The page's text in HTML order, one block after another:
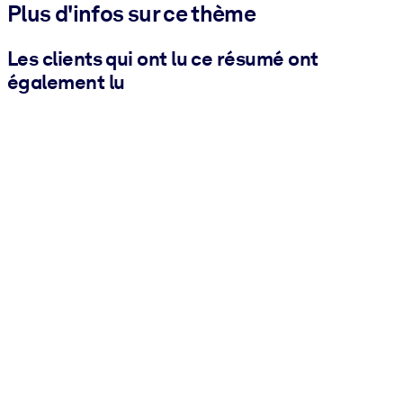
Plus d'infos sur ce thème
Les clients qui ont lu ce résumé ont
également lu